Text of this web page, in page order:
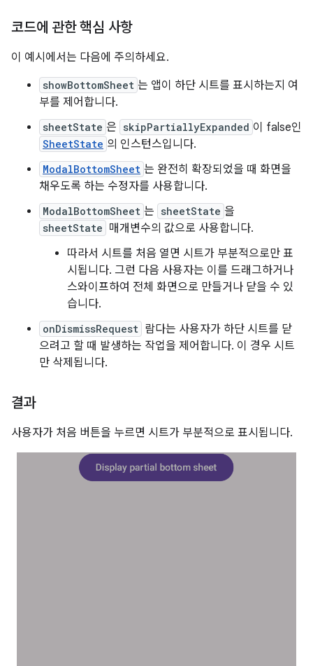
코드에 관한 핵심 사항
이 예시에서는 다음에 주의하세요.
showBottomSheet 는 앱이 하단 시트를 표시하는지 여
부를 제어합니다.
sheetState 은 skipPartiallyExpanded 이 false인
SheetState 의 인스턴스입니다.
ModalBottomSheet 는 완전히 확장되었을 때 화면을
채우도록 하는 수정자를 사용합니다.
ModalBottomSheet 는 sheetState 을
sheetState 매개변수의 값으로 사용합니다.
따라서 시트를 처음 열면 시트가 부분적으로만 표
시됩니다. 그런 다음 사용자는 이를 드래그하거나
스와이프하여 전체 화면으로 만들거나 닫을 수 있
습니다.
onDismissRequest 람다는 사용자가 하단 시트를 닫
으려고 할 때 발생하는 작업을 제어합니다. 이 경우 시트
만 삭제됩니다.
결과
사용자가 처음 버튼을 누르면 시트가 부분적으로 표시됩니다.